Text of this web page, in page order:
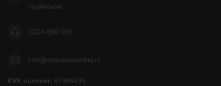
Nederland
0224-850 926
info@dewoonwinkel.nl
KVK nummer: 67984495